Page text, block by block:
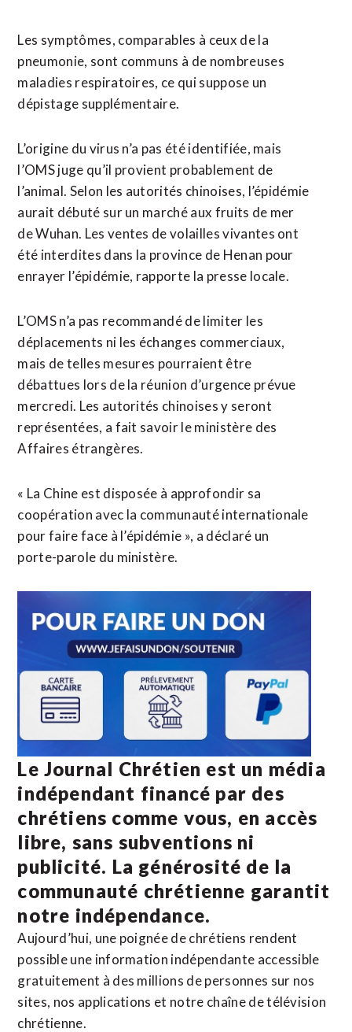
Les symptômes, comparables à ceux de la
pneumonie, sont communs à de nombreuses
maladies respiratoires, ce qui suppose un
dépistage supplémentaire.
L’origine du virus n’a pas été identifiée, mais
l’OMS juge qu’il provient probablement de
l’animal. Selon les autorités chinoises, l’épidémie
aurait débuté sur un marché aux fruits de mer
de Wuhan. Les ventes de volailles vivantes ont
été interdites dans la province de Henan pour
enrayer l’épidémie, rapporte la presse locale.
L’OMS n’a pas recommandé de limiter les
déplacements ni les échanges commerciaux,
mais de telles mesures pourraient être
débattues lors de la réunion d’urgence prévue
mercredi. Les autorités chinoises y seront
représentées, a fait savoir le ministère des
Affaires étrangères.
« La Chine est disposée à approfondir sa
coopération avec la communauté internationale
pour faire face à l’épidémie », a déclaré un
porte-parole du ministère.
Le Journal Chrétien est un média
indépendant financé par des
chrétiens comme vous, en accès
libre, sans subventions ni
publicité. La générosité de la
communauté chrétienne garantit
notre indépendance.
Aujourd’hui, une poignée de chrétiens rendent
possible une information indépendante accessible
gratuitement à des millions de personnes sur nos
sites, nos applications et notre chaîne de télévision
chrétienne.